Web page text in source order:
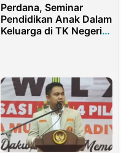
Perdana, Seminar
Pendidikan Anak Dalam
Keluarga di TK Negeri
Gorontalo